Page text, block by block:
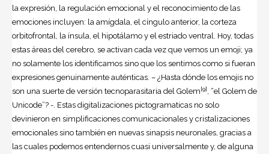
la expresión, la regulación emocional y el reconocimiento de las
emociones incluyen: la amígdala, el cíngulo anterior, la corteza
orbitofrontal, la ínsula, el hipotálamo y el estriado ventral. Hoy, todas
estas áreas del cerebro, se activan cada vez que vemos un emoji; ya
no solamente los identificamos sino que los sentimos como si fueran
expresiones genuinamente auténticas. – ¿Hasta dónde los emojis no
son una suerte de versión tecnoparasitaria del Golem[9], “el Golem de
Unicode”? -. Estas digitalizaciones pictogramaticas no solo
devinieron en simplificaciones comunicacionales y cristalizaciones
emocionales sino también en nuevas sinapsis neuronales, gracias a
las cuales podemos entendernos cuasi universalmente y, de alguna